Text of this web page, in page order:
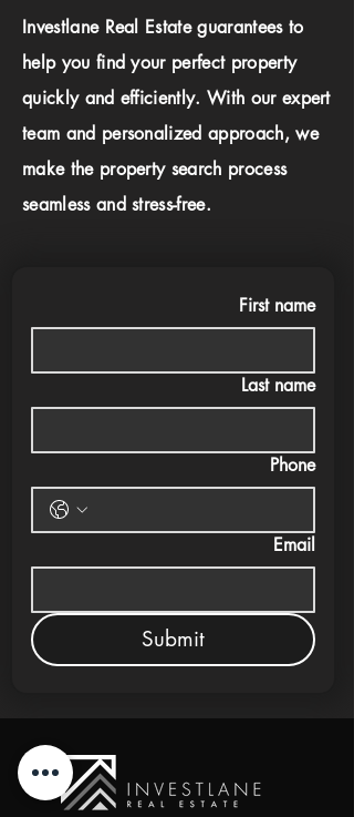
Investlane Real Estate guarantees to
help you find your perfect property
quickly and efficiently. With our expert
team and personalized approach, we
make the property search process
seamless and stress-free.
First name
Last name
Phone
Email
Submit